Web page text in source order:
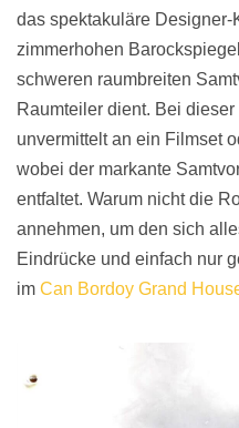
das spektakuläre Designer-
zimmerhohen
schweren raumbreiten
Raumteiler dient. Bei
unvermittelt an ein Filmset
wobei der markante
entfaltet. Warum nicht die
annehmen, um den sich
Eindrücke und einfach nur
im Can Bordoy Grand